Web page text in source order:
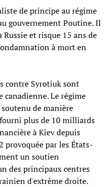
de principe au régime
gouvernement Poutine. Il
Russie et risque 15 ans de
à mort en
contre Syrotiuk sont
Le régime
de manière
plus de 10 milliards
à Kiev depuis
provoquée par les États-
un soutien
des principaux centres
d'extrême droite.